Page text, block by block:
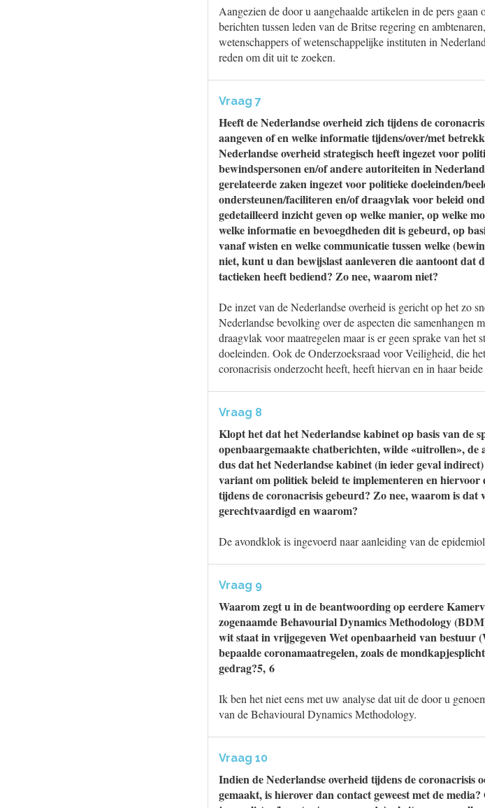
Aangezien de door u aangehaalde artikelen in de pers
berichten tussen leden van de Britse regering en
wetenschappers of wetenschappelijke instituten in
reden om dit uit te zoeken.
Vraag 7
Heeft de Nederlandse overheid zich tijdens de
aangeven of en welke informatie tijdens/over/met
Nederlandse overheid strategisch heeft ingezet voor
bewindspersonen en/of andere autoriteiten in
gerelateerde zaken ingezet voor politieke doeleinden/
ondersteunen/faciliteren en/of draagvlak voor beleid
gedetailleerd inzicht geven op welke manier, op welke
welke informatie en bevoegdheden dit is gebeurd, op
vanaf wisten en welke communicatie tussen welke
niet, kunt u dan bewijslast aanleveren die aantoont dat
tactieken heeft bediend? Zo nee, waarom niet?
De inzet van de Nederlandse overheid is gericht op het zo
Nederlandse bevolking over de aspecten die samenhangen
draagvlak voor maatregelen maar is er geen sprake van
doeleinden. Ook de Onderzoeksraad voor Veiligheid, die
coronacrisis onderzocht heeft, heeft hiervan en in haar
Vraag 8
Klopt het dat het Nederlandse kabinet op basis van de
openbaargemaakte chatberichten, wilde «uitrollen»,
dus dat het Nederlandse kabinet (in ieder geval
variant om politiek beleid te implementeren en
tijdens de coronacrisis gebeurd? Zo nee, waarom is
gerechtvaardigd en waarom?
De avondklok is ingevoerd naar aanleiding van de
Vraag 9
Waarom zegt u in de beantwoording op eerdere
zogenaamde Behavourial Dynamics Methodology
wit staat in vrijgegeven Wet openbaarheid van bestuur
bepaalde coronamaatregelen, zoals de
gedrag?5, 6
Ik ben het niet eens met uw analyse dat uit de door u
van de Behavioural Dynamics Methodology.
Vraag 10
Indien de Nederlandse overheid tijdens de coronacrisis
gemaakt, is hierover dan contact geweest met de